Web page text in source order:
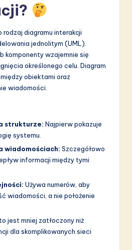
rodzaj diagramu interakcji
jednolitym (UML).
komponenty wzajemnie się
określonego celu. Diagram
obiektami oraz
wiadomości.
strukturze: Najpierw pokazuje
systemu.
wiadomościach: Szczegółowo
informacji między tymi
Używa numerów, aby
wiadomości, a nie położenie
jest mniej zatłoczony niż
dla skomplikowanych sieci